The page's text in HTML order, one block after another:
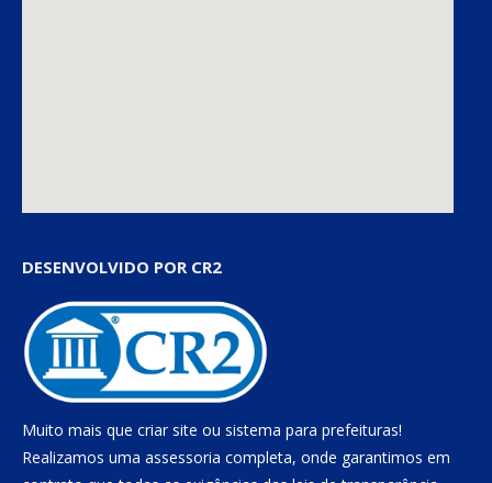
DESENVOLVIDO POR CR2
Muito mais que criar site ou sistema para prefeituras!
Realizamos uma assessoria completa, onde garantimos em